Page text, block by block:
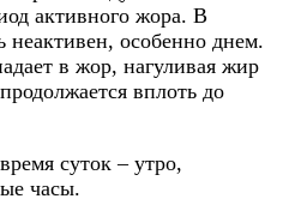
активного жора. В
особенно днем.
в жор, нагуливая жир
вплоть до
суток – утро,
часы.